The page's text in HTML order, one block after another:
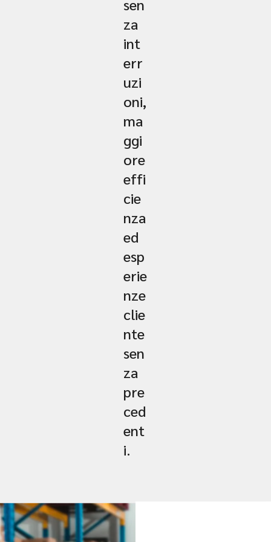
sen
za
int
err
uzi
oni,
ma
ggi
ore
effi
cie
nza
ed
esp
erie
nze
clie
nte
sen
za
pre
ced
ent
i.